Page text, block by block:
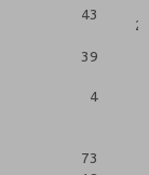
43
2
39
4
73